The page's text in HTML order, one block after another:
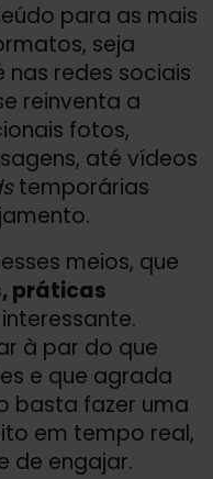
para as mais
seja
nas redes sociais
reinventa a
fotos,
até vídeos
temporárias
meios, que
práticas
à par do que
e que agrada
basta fazer uma
em tempo real,
de engajar.